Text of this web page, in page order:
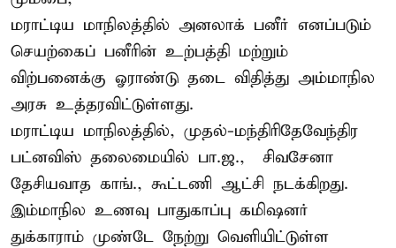
மராட்டிய மாநிலத்தில் அனலாக் பனீர் எனப்படும்
செயற்கைப் பனீரின் உற்பத்தி மற்றும்
விற்பனைக்கு ஓராண்டு தடை விதித்து அம்மாநில
அரசு உத்தரவிட்டுள்ளது.
மராட்டிய மாநிலத்தில், முதல்-மந்திரிதேவேந்திர
பட்னவிஸ் தலைமையில் பா.ஜ., – சிவசேனா –
தேசியவாத காங்., கூட்டணி ஆட்சி நடக்கிறது.
இம்மாநில உணவு பாதுகாப்பு கமிஷனர்
துக்காராம் முண்டே நேற்று வெளியிட்டுள்ள